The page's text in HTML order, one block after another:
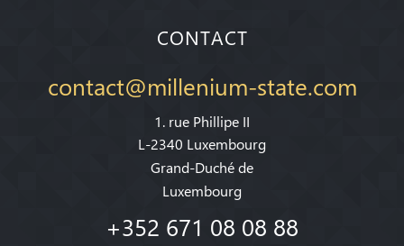
CONTACT
contact@millenium-state.com
1. rue Phillipe II
L-2340 Luxembourg
Grand-Duché de
Luxembourg
+352 671 08 08 88